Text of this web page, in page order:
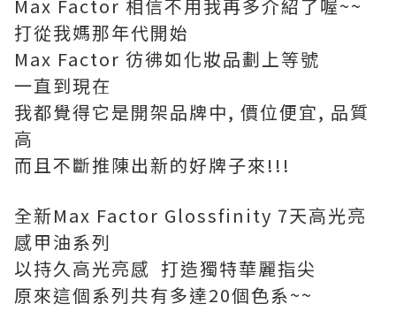
Max Factor 相信不用我再多介紹了喔~~
打從我媽那年代開始
Max Factor 彷彿如化妝品劃上等號
一直到現在
我都覺得它是開架品牌中, 價位便宜, 品質
高
而且不斷推陳出新的好牌子來!!!
全新Max Factor Glossfinity 7天高光亮
感甲油系列
以持久高光亮感 打造獨特華麗指尖
原來這個系列共有多達20個色系~~